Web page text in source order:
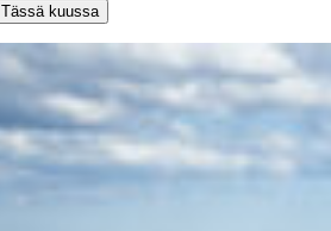
Tässä kuussa